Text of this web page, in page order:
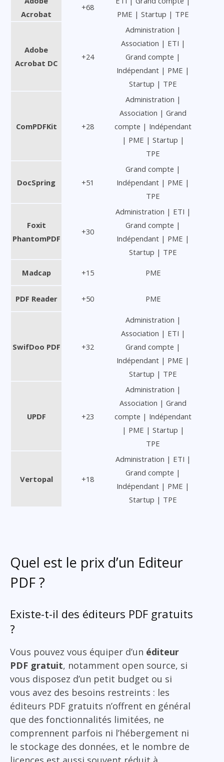
Acrobat
+68
PME | Startup | TPE
Adobe
Acrobat DC
+24
Administration |
Association | ETI |
Grand compte |
Indépendant | PME |
Startup | TPE
ComPDFKit +28
Administration |
Association | Grand
compte | Indépendant
| PME | Startup |
TPE
DocSpring +51
Grand compte |
Indépendant | PME |
TPE
Foxit
PhantomPDF
+30
Administration | ETI |
Grand compte |
Indépendant | PME |
Startup | TPE
Madcap +15 PME
PDF Reader +50 PME
SwifDoo PDF +32
Administration |
Association | ETI |
Grand compte |
Indépendant | PME |
Startup | TPE
UPDF +23
Administration |
Association | Grand
compte | Indépendant
| PME | Startup |
TPE
Vertopal +18
Administration | ETI |
Grand compte |
Indépendant | PME |
Startup | TPE
Quel est le prix d’un Editeur
PDF ?
Existe-t-il des éditeurs PDF gratuits
?
Vous pouvez vous équiper d’un éditeur
PDF gratuit, notamment open source, si
vous disposez d’un petit budget ou si
vous avez des besoins restreints : les
éditeurs PDF gratuits n’offrent en général
que des fonctionnalités limitées, ne
comprennent parfois ni l’hébergement ni
le stockage des données, et le nombre de